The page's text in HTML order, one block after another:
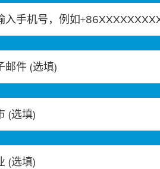
入手机号，例如
邮件 (选填)
(选填)
(选填)